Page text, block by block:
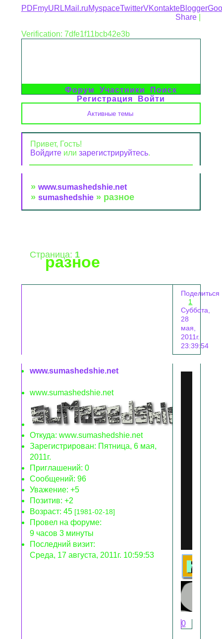
PDFmyURLMail.ruMyspaceTwitterVKontakteBlogger
Share
Verification: 7dfe1f11bcb42e3b
Форум Участники
Поиск
Регистрация
Войти
Активные темы
Привет, Гость!
Войдитеили зарегистрируйтесь.
»www.sumashedshie.net
»sumashedshie » разное
разное
Страница: 1
Поделиться
1
Суббота,
28
мая,
2011г.
23:39:54
www.sumashedshie.net
www.sumashedshie.net
Откуда: www.sumashedshie.net
Зарегистрирован: Пятница, 6 мая,
2011г.
Приглашений: 0
Сообщений: 96
Уважение: +5
Позитив: +2
Возраст: 45 [1981-02-18]
Провел на форуме:
9 часов 3 минуты
Последний визит:
Среда, 17 августа, 2011г. 10:59:53
0